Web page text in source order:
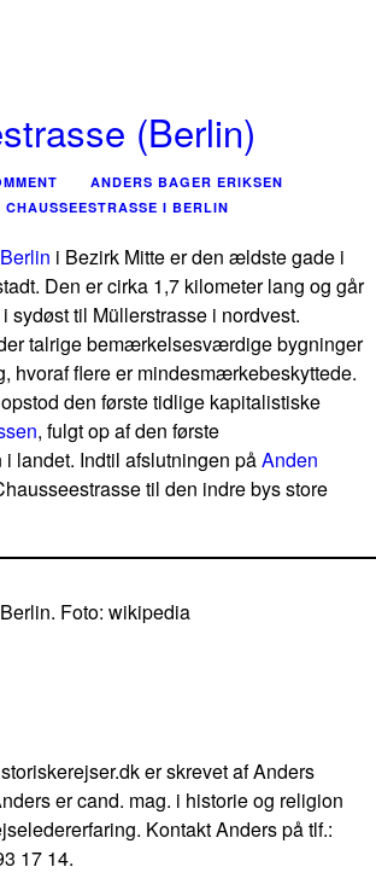
(Berlin)
ANDERS BAGER ERIKSEN
CHAUSSEESTRASSE I BERLIN
Berlin i Bezirk Mitte er den ældste gade i
Den er cirka 1,7 kilometer lang og går
i sydøst til Müllerstrasse i nordvest.
talrige bemærkelsesværdige bygninger
hvoraf flere er mindesmærkebeskyttede.
den første tidlige kapitalistiske
, fulgt op af den første
landet. Indtil afslutningen påAnden
til den indre bys store
Foto: wikipedia
er skrevet af Anders
er cand. mag. i historie og religion
Kontakt Anders på tlf.:
17 14.